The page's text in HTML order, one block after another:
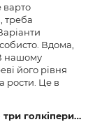
варто
треба
Вдома,
нашому
його рівня
рости. Це в
три голкіпери…